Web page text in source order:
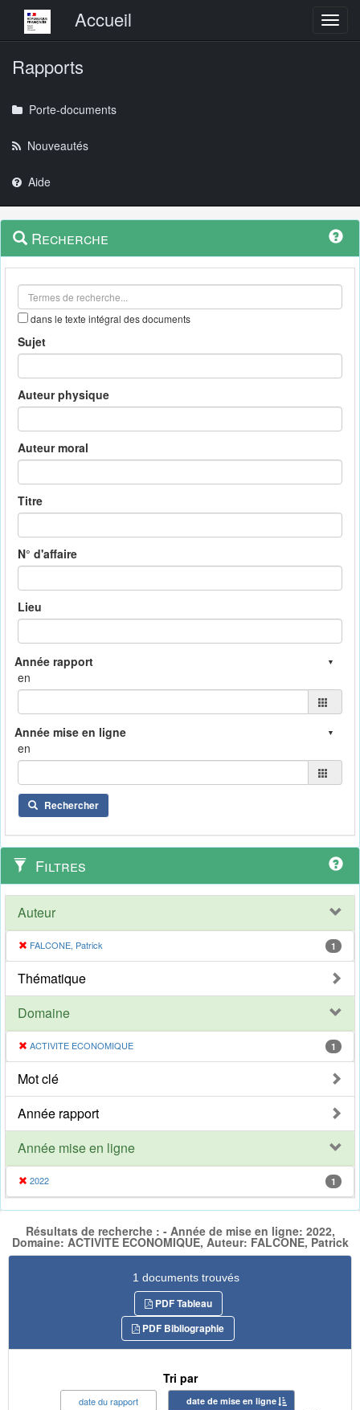
Menu principalAccueil
Rapports
Porte-documents
Nouveautés
Aide
Navigation
outils
Menu
contextuel
Recherche
dans le texte intégral des documents
Sujet
Auteur physique
Auteur moral
Titre
N° d'affaire
Lieu
en
en
Rechercher
Filtres
Auteur
FALCONE, Patrick 1
Thématique
Domaine
ACTIVITE ECONOMIQUE 1
Mot clé
Année rapport
Année mise en ligne
2022 1
Résultats de recherche : - Année de mise en ligne: 2022,
Domaine: ACTIVITE ECONOMIQUE, Auteur: FALCONE, Patrick
1 documents trouvés
PDF Tableau
PDF Bibliographie
Tri par
date du rapport date de mise en ligne